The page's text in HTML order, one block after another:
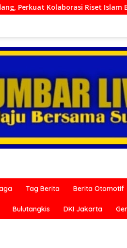
Islam Bertaraf Internasional
Tag Berita Berita Otomotif
Bulutangkis DKI Jakarta